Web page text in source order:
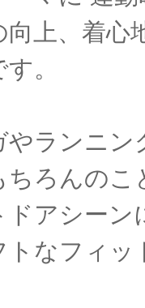
向上、着心
。
やランニン
ちろんのこ
ドアシーン
トなフィッ